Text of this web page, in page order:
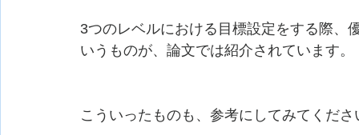
3つのレベルにおける目標設定をする際、
いうものが、論文では紹介されています。
こういったものも、参考にしてみてくださ